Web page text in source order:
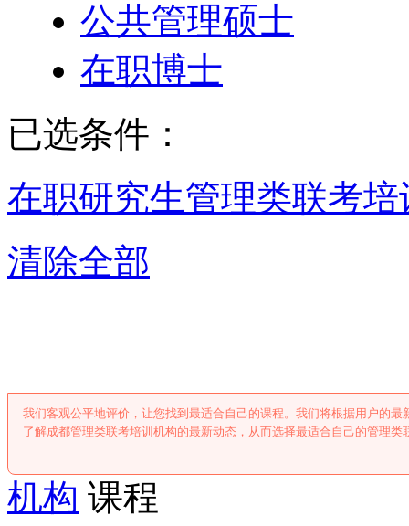
公共管理硕士
在职博士
已选条件：
在职研究生管理类联考培
清除全部
我们客观公平地评价，让您找到最适合自己的课程。我们将根据用户的
了解成都管理类联考培训机构的最新动态，从而选择最适合自己的管理类
机构 课程